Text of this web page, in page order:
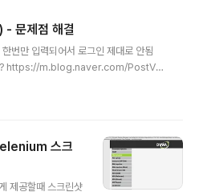
- 문제점 해결
번만 입력되어서 로그인 제대로 안됨
? https://m.blog.naver.com/PostVi
와 continue에 관하여 파이썬의
고, 변수를 return한걸 다시 정의하는걸
끝나면 i 반복문의 처음으로 ..
스크
제공할때 스크린샷